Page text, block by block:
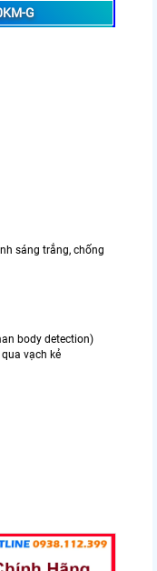
G
sáng trắng, chống
body detection)
vạch kẻ